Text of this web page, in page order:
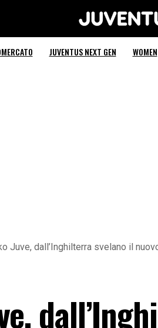
JUVENTUS NEXT GEN WOMEN
Juve, dall’Inghilterra svelano il